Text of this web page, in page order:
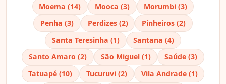
Moema (14)
Mooca (3)
Morumbi (3)
Penha (3)
Perdizes (2)
Pinheiros (2)
Santa Teresinha (1)
Santana (4)
Santo Amaro (2)
São Miguel (1)
Saúde (3)
Tatuapé (10)
Tucuruvi (2)
Vila Andrade (1)